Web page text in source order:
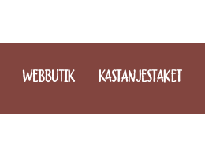
WEBBUTIK KASTANJESTAKET